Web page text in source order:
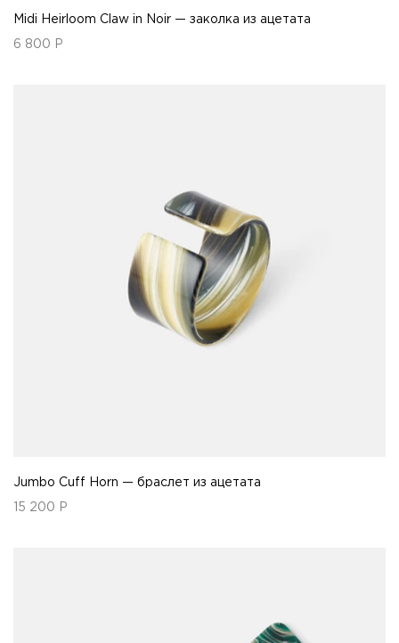
Midi Heirloom Claw in Noir — заколка из ацетата
6 800 Р
Jumbo Cuff Horn — браслет из ацетата
15 200 Р